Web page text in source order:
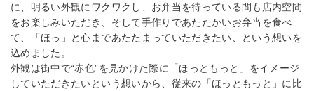
に、明るい外観にワクワクし、お弁当を待っている間も店内空間
をお楽しみいただき、そして手作りであたたかいお弁当を食べ
て、「ほっ」と心まであたたまっていただきたい、という想いを
込めました。
外観は街中で“赤色”を見かけた際に「ほっともっと」をイメージ
していただきたいという想いから、従来の「ほっともっと」に比